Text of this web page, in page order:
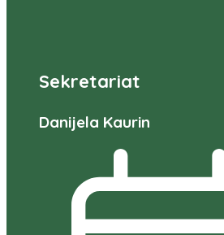
Sekretariat
Danijela Kaurin